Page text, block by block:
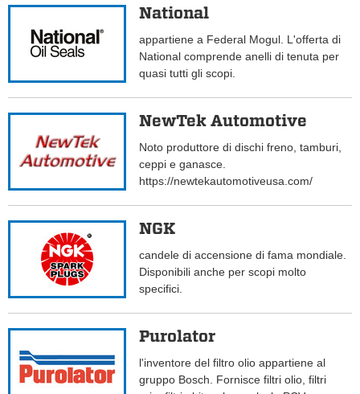
National
appartiene a Federal Mogul. L'offerta di
National comprende anelli di tenuta per
quasi tutti gli scopi.
NewTek Automotive
Noto produttore di dischi freno, tamburi,
ceppi e ganasce.
https://newtekautomotiveusa.com/
NGK
candele di accensione di fama mondiale.
Disponibili anche per scopi molto
specifici.
Purolator
l'inventore del filtro olio appartiene al
gruppo Bosch. Fornisce filtri olio, filtri